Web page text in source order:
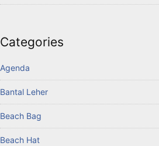
Categories
Agenda
Bantal Leher
Beach Bag
Beach Hat